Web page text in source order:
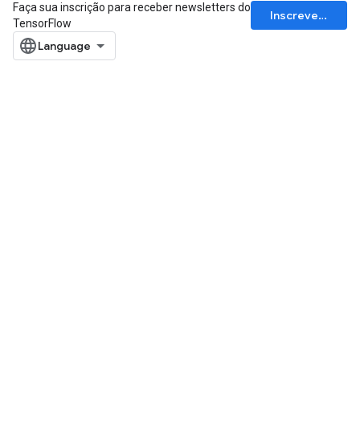
Faça sua inscrição para receber newsletters do
TensorFlow
Inscrever-se